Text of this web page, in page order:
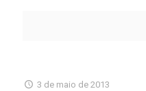
3 de maio de 2013